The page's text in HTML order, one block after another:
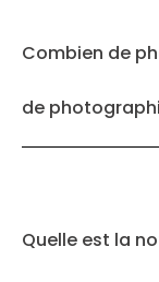
Combien de
de
Quelle est la